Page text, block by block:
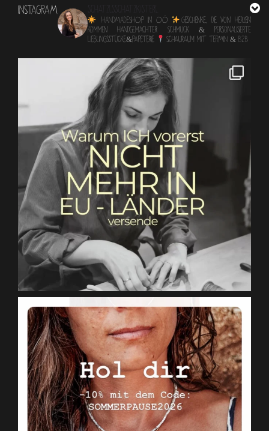
INSTAGRAM
HANDMADESHOP in OÖ
Geschenke, die von Herzen
kommen Handgemachter Schmuck & personalisierte
Lieblingsstücke&Papeterie
Schauraum mit TERMIN & B2B